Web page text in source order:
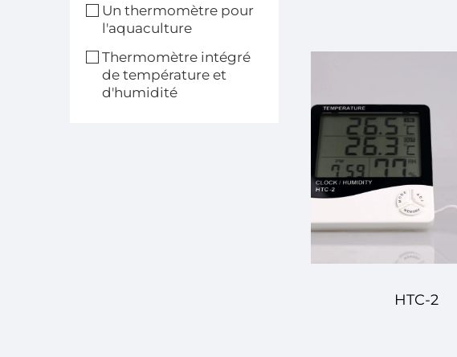
Un thermomètre pour
l'aquaculture
Thermomètre intégré
de température et
d'humidité
HTC-2